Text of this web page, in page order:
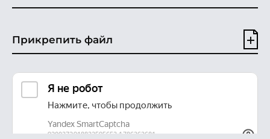
Прикрепить файл